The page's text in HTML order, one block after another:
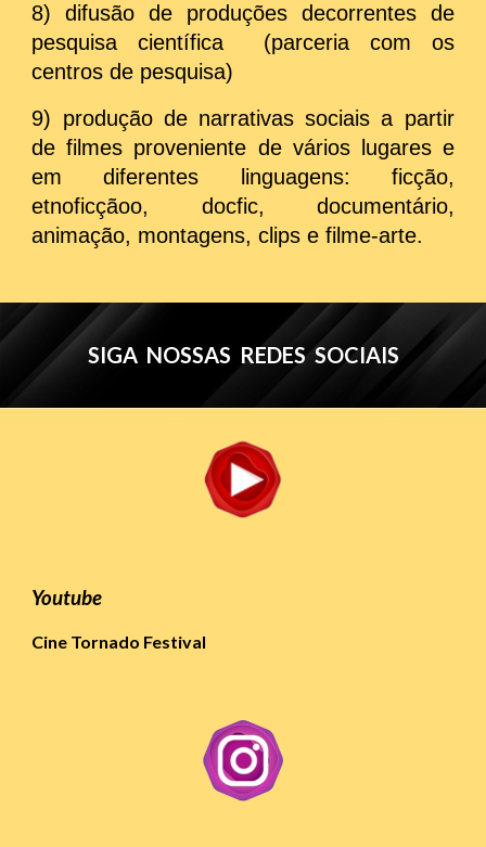
​8) difusão de produções decorrentes de
pesquisa científica (parceria com os
centros de pesquisa)
9) produção de narrativas sociais a partir
de filmes proveniente de vários lugares e
em diferentes linguagens: ficção,
etnoficçãoo, docfic, documentário,
animação, montagens, clips e filme-arte.
SIGA NOSSAS REDES SOCIAIS
Youtube
Cine Tornado Festival